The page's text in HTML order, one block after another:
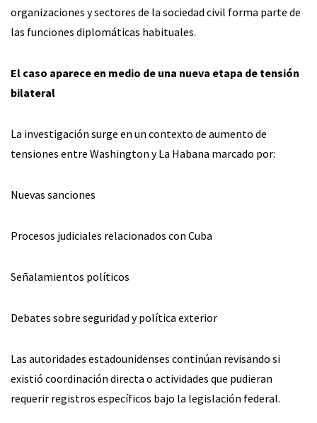
organizaciones y sectores de la sociedad civil forma parte de
las funciones diplomáticas habituales.
El caso aparece en medio de una nueva etapa de tensión
bilateral
La investigación surge en un contexto de aumento de
tensiones entre Washington y La Habana marcado por:
Nuevas sanciones
Procesos judiciales relacionados con Cuba
Señalamientos políticos
Debates sobre seguridad y política exterior
Las autoridades estadounidenses continúan revisando si
existió coordinación directa o actividades que pudieran
requerir registros específicos bajo la legislación federal.